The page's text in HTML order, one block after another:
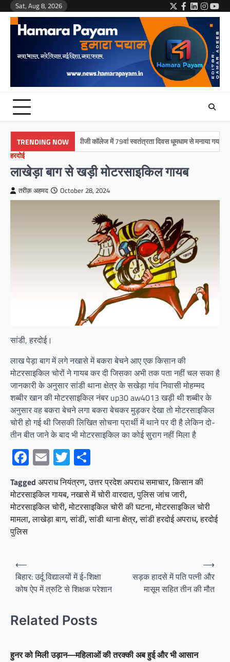
Skip
content
Sat, Aug 8, 2026 Twitter
Facebook
LinkedIn
TRENDING NOWमुमताज़ पीजी कॉलेज में 79वां स्वतंत्रता दिवस धूमधाम से मनाया गया
हरदोई
लाखेड़ा बाग से खड़ी मोटरसाइकिल गायब
तरीक़ अहमद October 28, 2024
सांडी, हरदोई।
लाख पेड़ा बाग में लगे नखासे में बकरा बेचने आए एक किसान की
मोटरसाइकिल चोरों ने गायब कर दी जिसका अभी तक पता नहीं चल सका है
जानकारी के अनुसार सांडी थाना क्षेत्र के सखेड़ा गांव निवासी मोहम्मद
शब्बीर खान की मोटरसाइकिल नंबर up30 aw4013 खड़ी थी शब्बीर के
अनुसार वह बकरा बेचने लगा बकरा बेचकर मुड़कर देखा तो मोटरसाइकिल
चोरी हो गई थी जिसकी लिखित सोचना प्रार्थी में थाने पर दी है लेकिन दो-
तीन बीत जाने के बाद भी मोटरसाइकिल का कोई सुराग नहीं मिला है
Facebook
EmailTwitter
Tagged अपराध नियंत्रण,उत्तर प्रदेश अपराध समाचार,किसान की
मोटरसाइकिल गायब,नखासे में चोरी वारदात,पुलिस जांच जारी,
मोटरसाइकिल चोरी,मोटरसाइकिल चोरी की घटना,मोटरसाइकिल चोरी
मामला,लाखेड़ा बाग,सांडी,सांडी थाना क्षेत्र,सांडी हरदोई अपराध,हरदोई
पुलिस
Post
navigation
⟵
बिहार: उर्दू विद्यालयों में ई-शिक्षा
कोष ऐप में त्रुटि से शिक्षक परेशान
सड़क हादसे में पति पत्नी और
मासूम सहित तीन की मौत
⟶
Related Posts
हुनर को मिली उड़ान—महिलाओं की तरक्की अब हुई और भी आसान